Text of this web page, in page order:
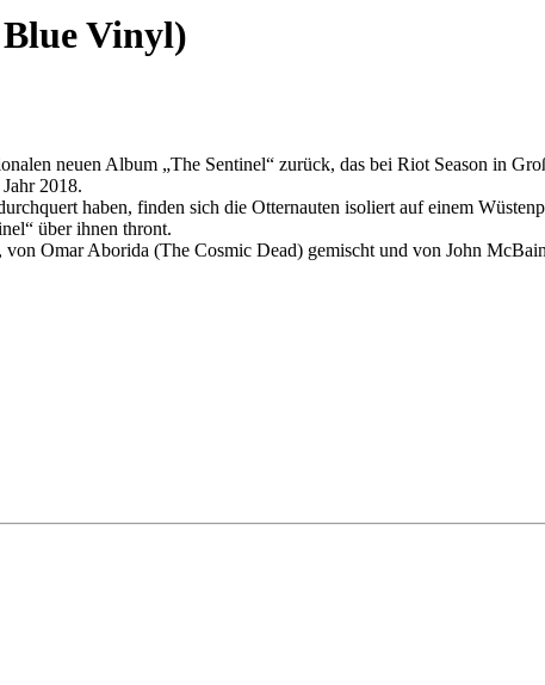
Vinyl)
neuen Album „The Sentinel“ zurück, das bei Riot Season in
2018.
haben, finden sich die Otternauten isoliert auf einem
über ihnen thront.
Omar Aborida (The Cosmic Dead) gemischt und von John